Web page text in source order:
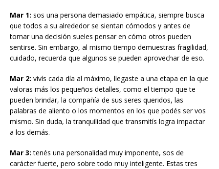
Mar 1: sos una persona demasiado empática, siempre busca
que todos a su alrededor se sientan cómodos y antes de
tomar una decisión sueles pensar en cómo otros pueden
sentirse. Sin embargo, al mismo tiempo demuestras fragilidad,
cuidado, recuerda que algunos se pueden aprovechar de eso.
Mar 2: vivís cada día al máximo, llegaste a una etapa en la que
valoras más los pequeños detalles, como el tiempo que te
pueden brindar, la compañía de sus seres queridos, las
palabras de aliento o los momentos en los que podés ser vos
mismo. Sin duda, la tranquilidad que transmitís logra impactar
a los demás.
Mar 3: tenés una personalidad muy imponente, sos de
carácter fuerte, pero sobre todo muy inteligente. Estas tres